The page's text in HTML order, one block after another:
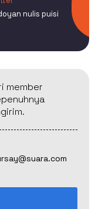
nulis puisi
member